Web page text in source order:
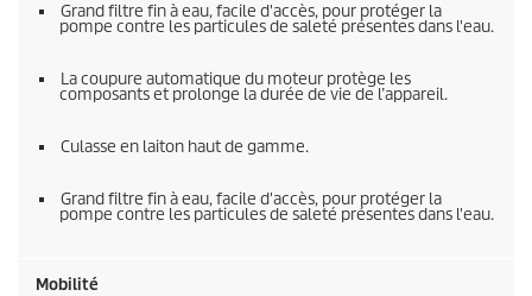
Grand filtre fin à eau, facile d'accès, pour protéger la
pompe contre les particules de saleté présentes dans l'eau.
La coupure automatique du moteur protège les
composants et prolonge la durée de vie de l’appareil.
Culasse en laiton haut de gamme.
Grand filtre fin à eau, facile d'accès, pour protéger la
pompe contre les particules de saleté présentes dans l'eau.
Mobilité